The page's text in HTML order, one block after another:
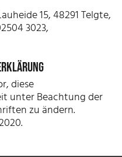
15, 48291 Telgte,
3023,
diese
unter Beachtung der
zu ändern.